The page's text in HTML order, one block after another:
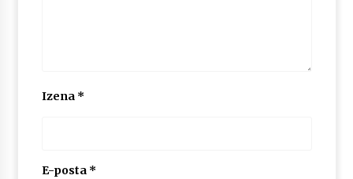
Izena *
E-posta *